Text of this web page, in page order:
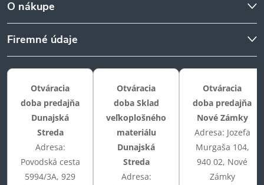
O nákupe
Firemné údaje
Otváracia
doba predajňa
Dunajská
Streda
Adresa:
Povodská cesta
5994/3A, 929
Otváracia
doba Sklad
veľkoplošného
materiálu
Dunajská
Streda
Adresa:
Otváracia
doba predajňa
Nové Zámky
Adresa: Jozefa
Murgaša 104,
940 02, Nové
Zámky